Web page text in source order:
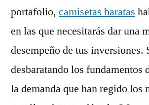
portafolio, camisetas baratas
en las que necesitarás dar una
desempeño de tus inversiones.
desbaratando los fundamentos
la demanda que han regido los